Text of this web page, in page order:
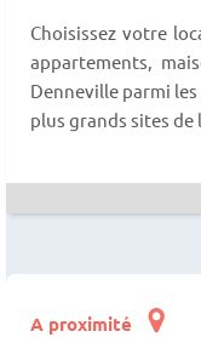
Choisissez votre
appartements,
Denneville parmi
plus grands sites de
A proximité